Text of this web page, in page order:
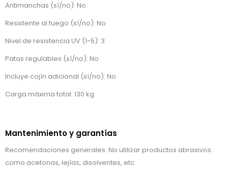
Antimanchas (sí/no): No
Resistente al fuego (sí/no): No
Nivel de resistencia UV (1-5): 3
Patas regulables (sí/no): No
Incluye cojín adicional (sí/no): No
Carga máxima total: 130 kg
Mantenimiento y garantías
Recomendaciones generales: No utilizar productos abrasivos
como acetonas, lejías, disolventes, etc.